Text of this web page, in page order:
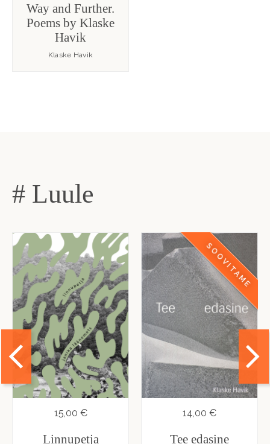
Way and Further.
Poems by Klaske
Havik
Klaske Havik
# Luule
15,00 €
Linnupetja
SOOVITAME
14,00 €
Tee edasine